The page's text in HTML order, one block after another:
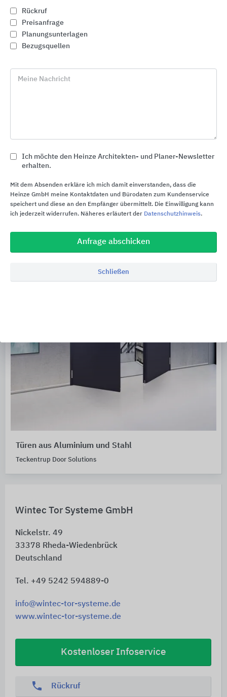
Wintec Tor Systeme GmbH
Nickelstr. 49
33378 Rheda-Wiedenbrück
Deutschland
Tel. +49 5242 594889-0
info@wintec-tor-systeme.de
www.wintec-tor-systeme.de
Kostenloser Infoservice
phone Rückruf
Industrietore | Garagensektionaltore
Hörmann
Türen aus Aluminium und Stahl
Teckentrup Door Solutions
Rückruf
Preisanfrage
Planungsunterlagen
Bezugsquellen
Meine Nachricht
Ich möchte den Heinze Architekten- und Planer-Newsletter
erhalten.
Mit dem Absenden erkläre ich mich damit einverstanden, dass die
Heinze GmbH meine Kontaktdaten und Bürodaten zum Kundenservice
speichert und diese an den Empfänger übermittelt. Die Einwilligung kann
ich jederzeit widerrufen. Näheres erläutert der Datenschutzhinweis.
Anfrage abschicken
Schließen